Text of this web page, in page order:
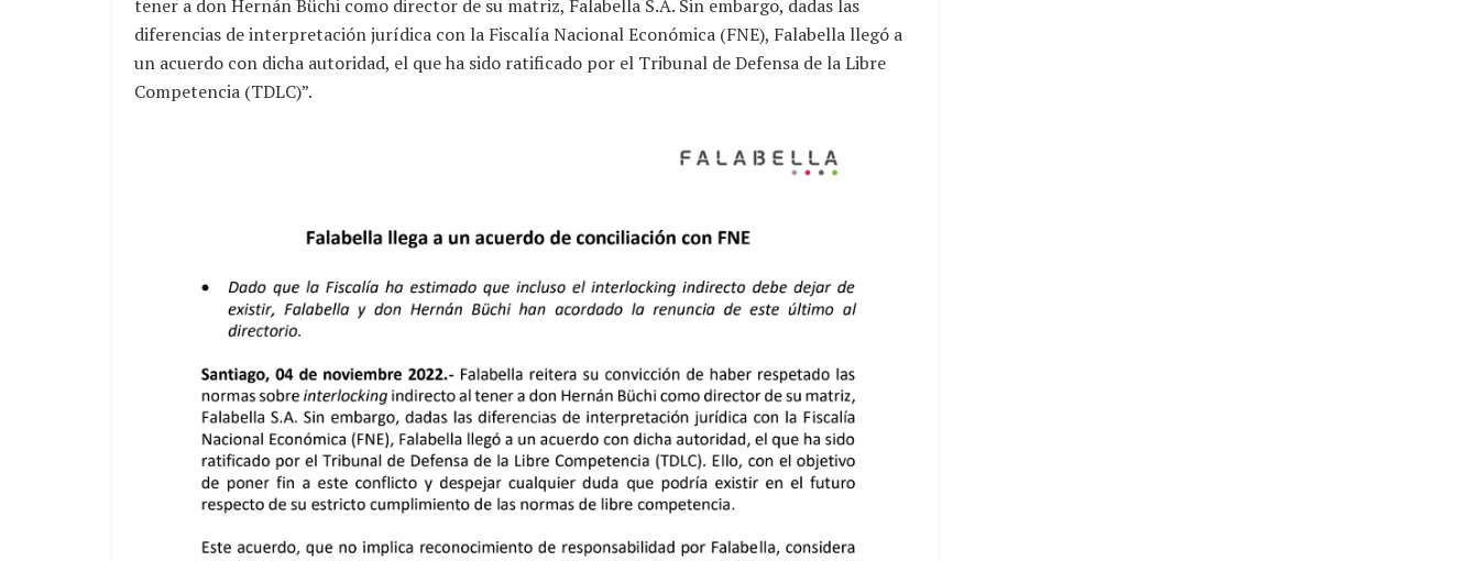
tener a don Hernán Büchi como director de su matriz, Falabella S.A. Sin embargo, dadas las
diferencias de interpretación jurídica con la Fiscalía Nacional Económica (FNE), Falabella llegó a
un acuerdo con dicha autoridad, el que ha sido ratificado por el Tribunal de Defensa de la Libre
Competencia (TDLC)”.